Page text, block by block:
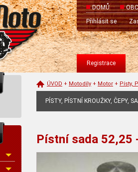
DOMŮ
Přihlásit se
Registrace
ÚVOD + Motodíly + Motor + Písty,
PÍSTY, PÍSTNÍ KROUŽKY, ČEPY,
Pístní sada 52,25